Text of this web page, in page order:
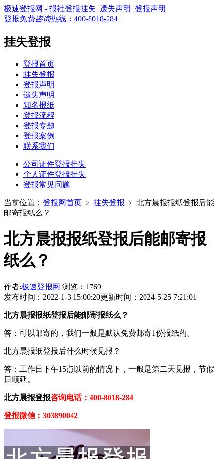
极速登报网 - 报社登报挂失_遗失声明_登报声明
登报免费咨询热线： 400-8018-284
挂失登报
登报首页
挂失登报
登报声明
遗失声明
知名报纸
登报流程
登报专题
登报案例
联系我们
公司证件登报挂失
个人证件登报挂失
登报常见问题
当前位置： 登报网首页 ﹥ 挂失登报 ﹥ 北方晨报报纸登报后能
邮寄报纸么？
北方晨报报纸登报后能邮寄报
纸么？
作者:极速登报网 浏览：1769
发布时间：2022-1-3 15:00:20更新时间：2024-5-25 7:21:01
北方晨报报纸登报后能邮寄报纸么？
答：可以邮寄的，我们一般是默认免费邮寄1份报纸的。
北方晨报纸登报后什么时候见报？
答：工作日下午15点以前的情况下，一般是第二天见报，节假
日顺延。
北方晨报登报咨询电话：400-8018-284
登报微信：303890042